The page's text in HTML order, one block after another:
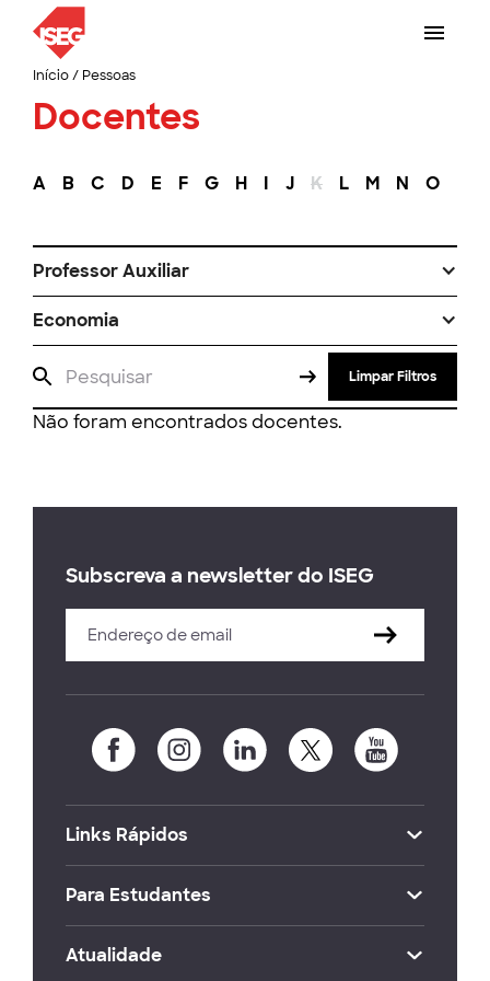
Início/ Pessoas
Docentes
A B C D E F G H I J K L M N O
Professor Auxiliar
Economia
Limpar Filtros
Não foram encontrados docentes.
Subscreva a newsletter do ISEG
Links Rápidos
Para Estudantes
Atualidade